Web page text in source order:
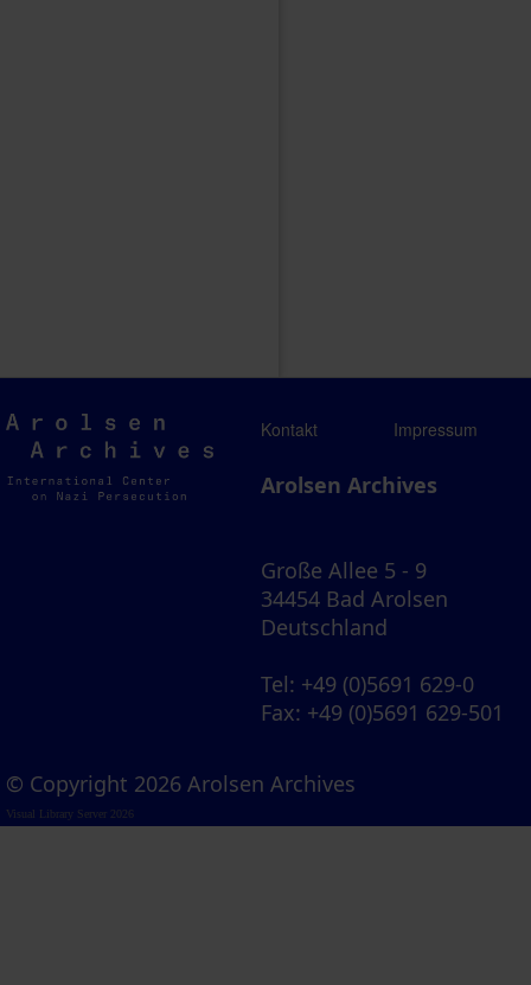
Arolsen
Archives
Kontakt Impressum
Arolsen Archives
Große Allee 5 - 9
34454 Bad Arolsen
Deutschland
Tel: +49 (0)5691 629-0
Fax: +49 (0)5691 629-501
© Copyright 2026 Arolsen Archives
Visual Library Server 2026